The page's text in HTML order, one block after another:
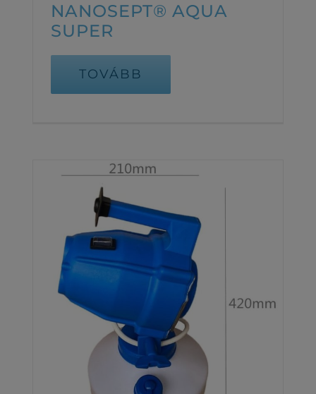
NANOSEPT® AQUA
SUPER
TOVÁBB